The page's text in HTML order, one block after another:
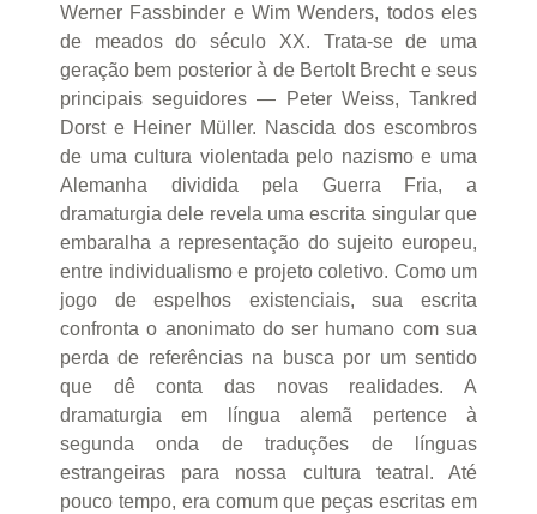
Werner Fassbinder e Wim Wenders, todos eles
de meados do século XX. Trata-se de uma
geração bem posterior à de Bertolt Brecht e seus
principais seguidores — Peter Weiss, Tankred
Dorst e Heiner Müller. Nascida dos escombros
de uma cultura violentada pelo nazismo e uma
Alemanha dividida pela Guerra Fria, a
dramaturgia dele revela uma escrita singular que
embaralha a representação do sujeito europeu,
entre individualismo e projeto coletivo. Como um
jogo de espelhos existenciais, sua escrita
confronta o anonimato do ser humano com sua
perda de referências na busca por um sentido
que dê conta das novas realidades. A
dramaturgia em língua alemã pertence à
segunda onda de traduções de línguas
estrangeiras para nossa cultura teatral. Até
pouco tempo, era comum que peças escritas em